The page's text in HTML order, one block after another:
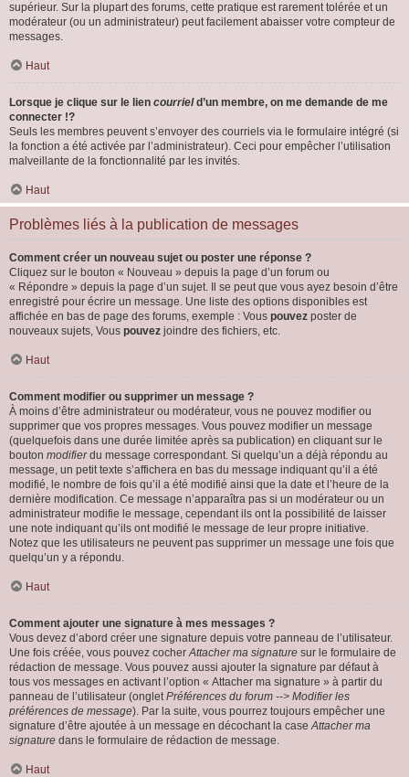
supérieur. Sur la plupart des forums, cette pratique est rarement tolérée et un
modérateur (ou un administrateur) peut facilement abaisser votre compteur de
messages.
Haut
Lorsque je clique sur le lien courrield’un membre, on me demande de me
connecter !?
Seuls les membres peuvent s’envoyer des courriels via le formulaire intégré (si
la fonction a été activée par l’administrateur). Ceci pour empêcher l’utilisation
malveillante de la fonctionnalité par les invités.
Haut
Problèmes liés à la publication de messages
Comment créer un nouveau sujet ou poster une réponse ?
Cliquez sur le bouton « Nouveau » depuis la page d’un forum ou
« Répondre » depuis la page d’un sujet. Il se peut que vous ayez besoin d’être
enregistré pour écrire un message. Une liste des options disponibles est
affichée en bas de page des forums, exemple : Vous pouvez poster de
nouveaux sujets, Vous pouvez joindre des fichiers, etc.
Haut
Comment modifier ou supprimer un message ?
À moins d’être administrateur ou modérateur, vous ne pouvez modifier ou
supprimer que vos propres messages. Vous pouvez modifier un message
(quelquefois dans une durée limitée après sa publication) en cliquant sur le
bouton modifierdu message correspondant. Si quelqu’un a déjà répondu au
message, un petit texte s’affichera en bas du message indiquant qu’il a été
modifié, le nombre de fois qu’il a été modifié ainsi que la date et l’heure de la
dernière modification. Ce message n’apparaîtra pas si un modérateur ou un
administrateur modifie le message, cependant ils ont la possibilité de laisser
une note indiquant qu’ils ont modifié le message de leur propre initiative.
Notez que les utilisateurs ne peuvent pas supprimer un message une fois que
quelqu’un y a répondu.
Haut
Comment ajouter une signature à mes messages ?
Vous devez d’abord créer une signature depuis votre panneau de l’utilisateur.
Une fois créée, vous pouvez cocherAttacher ma signature sur le formulaire de
rédaction de message. Vous pouvez aussi ajouter la signature par défaut à
tous vos messages en activant l’option « Attacher ma signature » à partir du
panneau de l’utilisateur (ongletPréférences du forum --> Modifier les
préférences de message). Par la suite, vous pourrez toujours empêcher une
signature d’être ajoutée à un message en décochant la caseAttacher ma
signature dans le formulaire de rédaction de message.
Haut